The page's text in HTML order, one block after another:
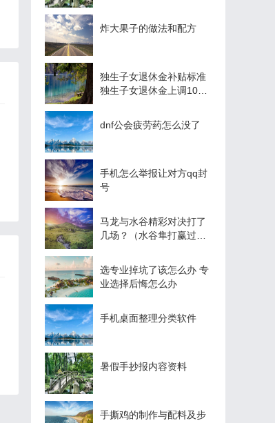
炸大果子的做法和配方
独生子女退休金补贴标准
独生子女退休金上调10%
dnf公会疲劳药怎么没了
手机怎么举报让对方qq封
号
马龙与水谷精彩对决打了
几场？（水谷隼打赢过哪
选专业掉坑了该怎么办 专
业选择后悔怎么办
手机桌面整理分类软件
暑假手抄报内容资料
手撕鸡的制作与配料及步